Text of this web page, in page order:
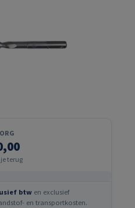
terug
btw en exclusief
en transportkosten.